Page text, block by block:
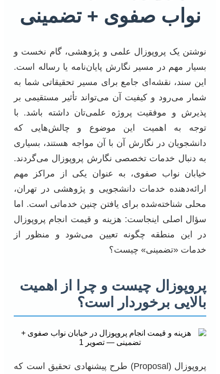
نواب صفوی + تضمینی
نوشتن یک پروپوزال علمی و پژوهشی، گام نخست و
بسیار مهم در مسیر نگارش پایان‌نامه یا رساله است.
این سند، نقشه‌ای جامع برای مسیر تحقیقاتی شما به
شمار می‌رود و کیفیت آن می‌تواند تأثیر مستقیمی بر
پذیرش و موفقیت پروژه علمی‌تان داشته باشد. با
توجه به اهمیت این موضوع و چالش‌هایی که
دانشجویان در نگارش آن با آن مواجه هستند، بسیاری
به دنبال خدمات تخصصی نگارش پروپوزال می‌گردند.
خیابان نواب صفوی، به عنوان یکی از مراکز مهم
ارائه‌دهنده خدمات دانشجویی و پژوهشی در تهران،
محلی شناخته‌شده برای یافتن چنین خدماتی است. اما
سؤال اصلی اینجاست: هزینه و قیمت انجام پروپوزال
در این منطقه چگونه تعیین می‌شود و منظور از
خدمات «تضمینی» چیست؟
پروپوزال چیست و چرا از اهمیت
بالایی برخوردار است؟
پروپوزال (Proposal) طرح پیشنهادی تحقیق است که